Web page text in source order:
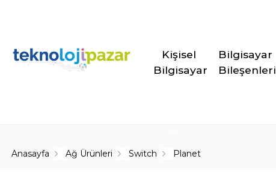
Kişisel
Bilgisayar
Bilgisayar
Bileşenleri
Anasayfa Ağ Ürünleri Switch Planet